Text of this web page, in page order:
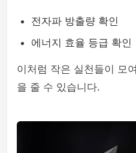
전자파 방출량 확인
에너지 효율 등급 확인
이처럼 작은 실천들이 모
을 줄 수 있습니다.